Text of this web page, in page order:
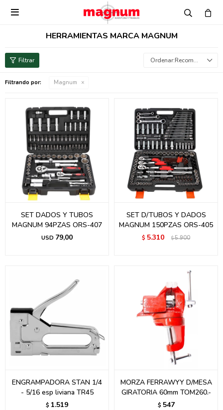

HERRAMIENTAS MARCA MAGNUM
Recomendados
Filtrando por: Magnum
SET DADOS Y TUBOS
MAGNUM 94PZAS ORS-407
USD 79,00
SET D/TUBOS Y DADOS
MAGNUM 150PZAS ORS-405
$ 5.310 $5.900
ENGRAMPADORA STAN 1/4
- 5/16 esp liviana TR45
$ 1.519
MORZA FERRAWYY D/MESA
GIRATORIA 60mm TOM260.-
$ 547